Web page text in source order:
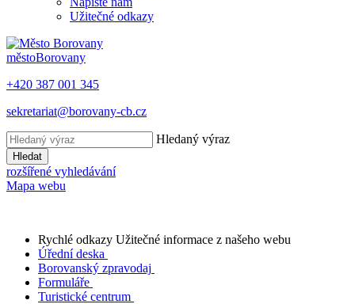
Užitečné odkazy
městoBorovany
+420 387 001 345
sekretariat@borovany-cb.cz
Hledaný výraz
Hledat
rozšířené vyhledávání
Mapa webu
Rychlé odkazy Užitečné informace z našeho webu
Úřední deska
Borovanský zpravodaj
Formuláře
Turistické centrum